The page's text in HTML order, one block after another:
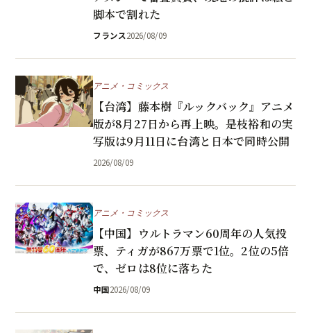
脚本で割れた
フランス2026/08/09
アニメ・コミックス
【台湾】藤本樹『ルックバック』アニメ
版が8月27日から再上映。是枝裕和の実
写版は9月11日に台湾と日本で同時公開
2026/08/09
アニメ・コミックス
【中国】ウルトラマン60周年の人気投
票、ティガが867万票で1位。2位の5倍
で、ゼロは8位に落ちた
中国2026/08/09